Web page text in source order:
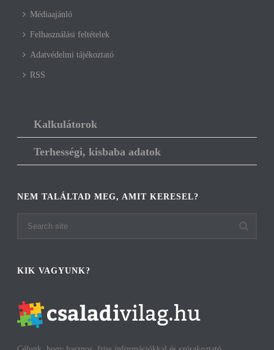
Médiaajánló
Felhasználási feltételek
Adatvédelmi tájékoztató
RSS
Kalkulátorok
Terhességi, kisbaba adatok
NEM TALÁLTAD MEG, AMIT KERESEL?
KIK VAGYUNK?